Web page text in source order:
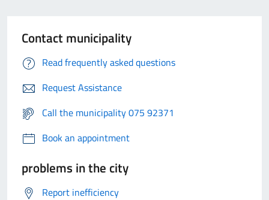
Contact municipality
Read frequently asked questions
Request Assistance
Call the municipality 075 92371
Book an appointment
problems in the city
Report inefficiency